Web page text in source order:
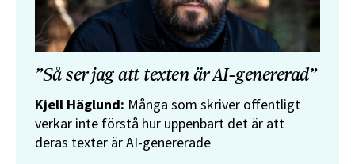
”Så ser jag att texten är AI-genererad”
Kjell Häglund: Många som skriver offentligt
verkar inte förstå hur uppenbart det är att
deras texter är AI-genererade